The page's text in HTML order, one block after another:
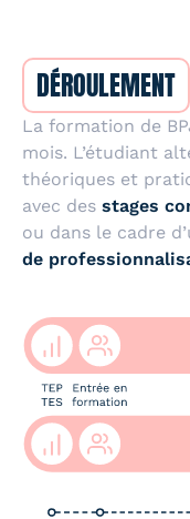
DÉROULEMENT
La formation de
mois. L’étudiant
théoriques et
avec des stages
ou dans le cadre
de